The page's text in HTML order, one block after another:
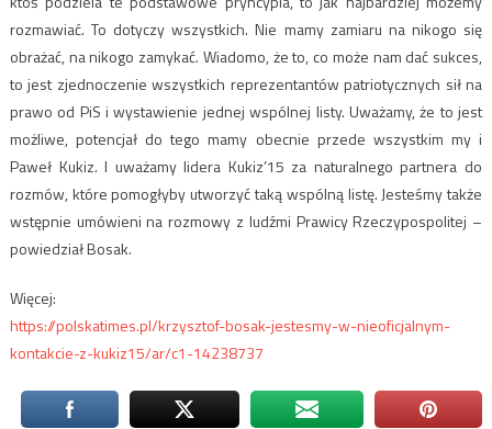
rozmawiać. To dotyczy wszystkich. Nie mamy zamiaru na nikogo się
obrażać, na nikogo zamykać. Wiadomo, że to, co może nam dać sukces,
to jest zjednoczenie wszystkich reprezentantów patriotycznych sił na
prawo od PiS i wystawienie jednej wspólnej listy. Uważamy, że to jest
możliwe, potencjał do tego mamy obecnie przede wszystkim my i
Paweł Kukiz. I uważamy lidera Kukiz’15 za naturalnego partnera do
rozmów, które pomogłyby utworzyć taką wspólną listę. Jesteśmy także
wstępnie umówieni na rozmowy z ludźmi Prawicy Rzeczypospolitej –
powiedział Bosak.
Więcej:
https://polskatimes.pl/krzysztof-bosak-jestesmy-w-nieoficjalnym-
kontakcie-z-kukiz15/ar/c1-14238737